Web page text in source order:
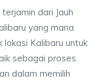
dari Jauh
yang mana
lokasi Kalibaru untuk
sebagai proses
dalam memilih